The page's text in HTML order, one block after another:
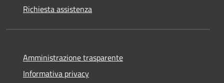
Richiesta assistenza
Amministrazione trasparente
Informativa privacy